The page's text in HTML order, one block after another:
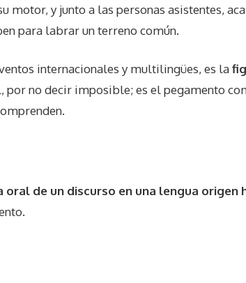
motor, y junto a las personas asistentes,
para labrar un terreno común.
internacionales y multilingües, es la
no decir imposible; es el pegamento
oral de un discurso en una lengua origen